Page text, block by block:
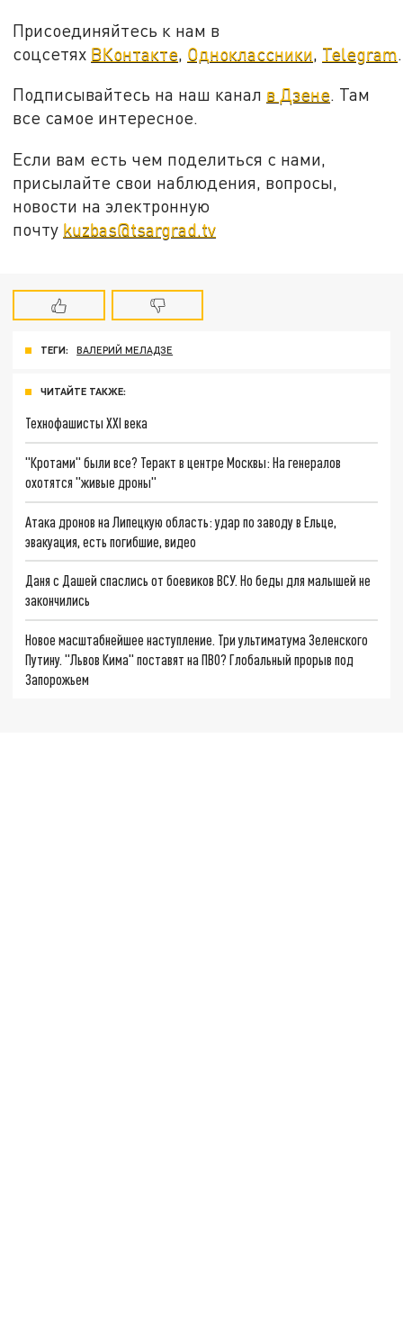
Присоединяйтесь к нам в
соцсетях ВКонтакте Одноклассники Telegram
Подписывайтесь на наш канал в Дзене. Там
все самое интересное.
Если вам есть чем поделиться с нами,
присылайте свои наблюдения, вопросы,
новости на электронную
почту kuzbas@tsargrad.tv
ТЕГИ: ВАЛЕРИЙ МЕЛАДЗЕ
ЧИТАЙТЕ ТАКЖЕ:
Технофашисты XXI века
"Кротами" были все? Теракт в центре Москвы: На генералов
охотятся "живые дроны"
Атака дронов на Липецкую область: удар по заводу в Ельце,
эвакуация, есть погибшие, видео
Даня с Дашей спаслись от боевиков ВСУ. Но беды для малышей не
закончились
Новое масштабнейшее наступление. Три ультиматума Зеленского
Путину. "Львов Кима" поставят на ПВО? Глобальный прорыв под
Запорожьем